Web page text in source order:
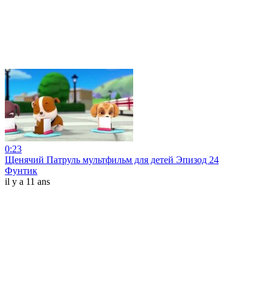
0:23
Щенячий Патруль мультфильм для детей Эпизод 24
Фунтик
il y a 11 ans